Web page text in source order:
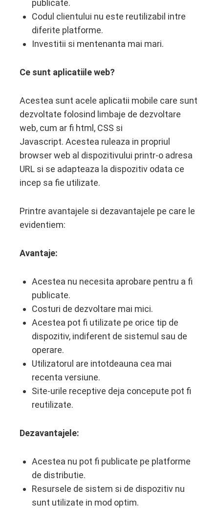
publicate.
Codul clientului nu este reutilizabil intre
diferite platforme.
Investitii si mentenanta mai mari.
Ce sunt aplicatiile web?
Acestea sunt acele aplicatii mobile care sunt
dezvoltate folosind limbaje de dezvoltare
web, cum ar fi html, CSS si
Javascript. Acestea ruleaza in propriul
browser web al dispozitivului printr-o adresa
URL si se adapteaza la dispozitiv odata ce
incep sa fie utilizate.
Printre avantajele si dezavantajele pe care le
evidentiem:
Avantaje:
Acestea nu necesita aprobare pentru a fi
publicate.
Costuri de dezvoltare mai mici.
Acestea pot fi utilizate pe orice tip de
dispozitiv, indiferent de sistemul sau de
operare.
Utilizatorul are intotdeauna cea mai
recenta versiune.
Site-urile receptive deja concepute pot fi
reutilizate.
Dezavantajele:
Acestea nu pot fi publicate pe platforme
de distributie.
Resursele de sistem si de dispozitiv nu
sunt utilizate in mod optim.